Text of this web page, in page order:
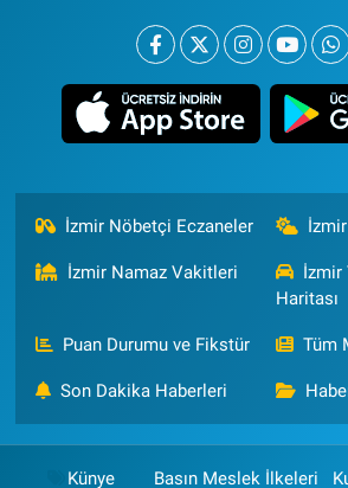
İzmir Nöbetçi Eczaneler
İzmir Namaz Vakitleri
İzmir
Haritası
Puan Durumu ve Fikstür Tüm
Son Dakika Haberleri
Künye Basın Meslek İlkeleri